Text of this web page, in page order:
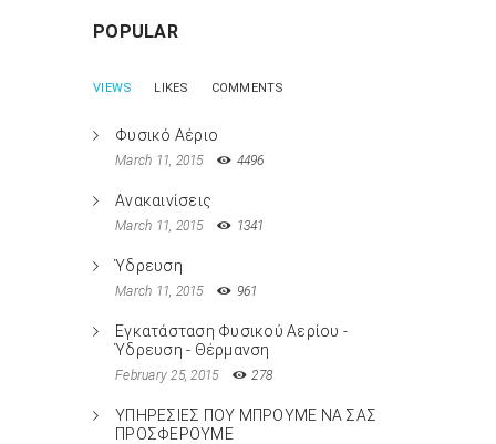
POPULAR
VIEWS LIKES COMMENTS
Φυσικό Αέριο
March 11, 2015 4496
Ανακαινίσεις
March 11, 2015 1341
Ύδρευση
March 11, 2015 961
Εγκατάσταση Φυσικού Αερίου -
Ύδρευση - Θέρμανση
February 25, 2015 278
ΥΠΗΡΕΣΙΕΣ ΠΟΥ ΜΠΡΟΥΜΕ ΝΑ ΣΑΣ
ΠΡΟΣΦΕΡΟΥΜΕ